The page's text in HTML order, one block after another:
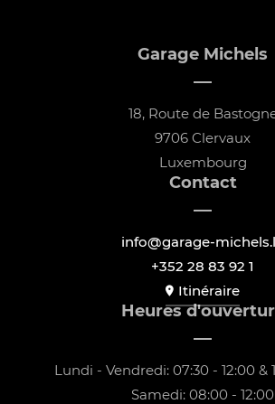
Garage Michels
18, Route de
9706 Clervaux
Luxembourg
Contact
info@garage-
+352 28 83 92 1
Itinéraire
Heures
Lundi - Vendredi: 07:30 - 12:00 &
Samedi: 08:00 - 12:00